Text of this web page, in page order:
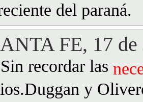
del paraná.
FE, 17
recordar las
y